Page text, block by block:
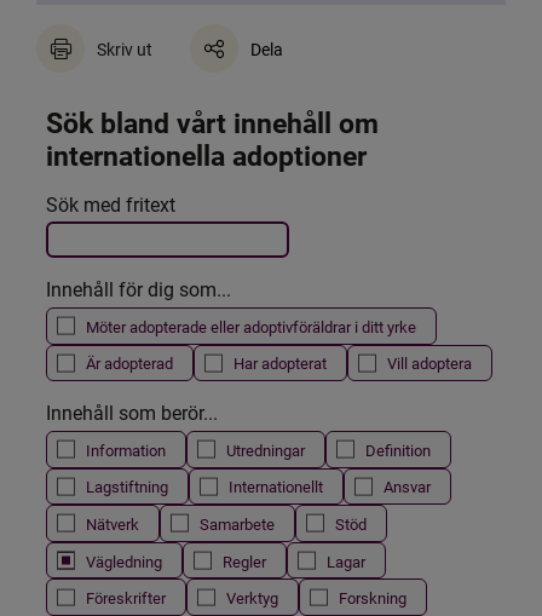
Skriv ut Dela
Sök bland vårt innehåll om
internationella adoptioner
Filtrera resultatet
Det här formuläret postas automatiskt
Sök med fritext
Innehåll för dig som...
Möter adopterade eller adoptivföräldrar i ditt yrke
Är adopterad
Har adopterat Vill adoptera
Innehåll som berör...
Information Utredningar
Definition
Lagstiftning
Internationellt
Ansvar
Nätverk
Samarbete
Stöd
Vägledning
Regler
Lagar
Föreskrifter
Verktyg
Forskning